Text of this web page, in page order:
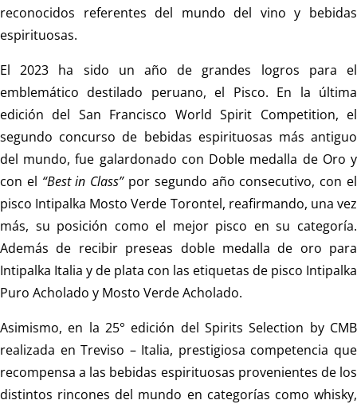
reconocidos referentes del mundo del vino y bebidas
espirituosas.
El 2023 ha sido un año de grandes logros para el
emblemático destilado peruano, el Pisco. En la última
edición del San Francisco World Spirit Competition, el
segundo concurso de bebidas espirituosas más antiguo
del mundo, fue galardonado con Doble medalla de Oro y
con el “Best in Class”por segundo año consecutivo, con el
pisco Intipalka Mosto Verde Torontel, reafirmando, una vez
más, su posición como el mejor pisco en su categoría.
Además de recibir preseas doble medalla de oro para
Intipalka Italia y de plata con las etiquetas de pisco Intipalka
Puro Acholado y Mosto Verde Acholado.
Asimismo, en la 25° edición del Spirits Selection by CMB
realizada en Treviso – Italia, prestigiosa competencia que
recompensa a las bebidas espirituosas provenientes de los
distintos rincones del mundo en categorías como whisky,